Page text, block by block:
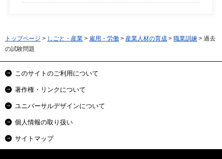
トップページ > しごと・産業 > 雇用・労働 > 産業人材の育成 > 職業訓練 > 過去
の試験問題
このサイトのご利用について
著作権・リンクについて
ユニバーサルデザインについて
個人情報の取り扱い
サイトマップ